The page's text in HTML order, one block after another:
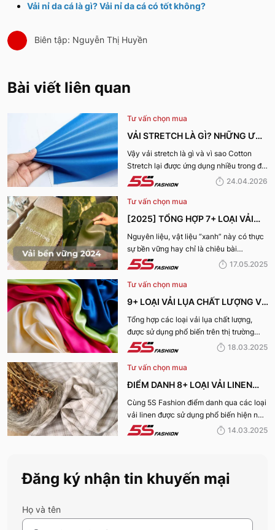
Vải nỉ da cá là gì? Vải nỉ da cá có tốt không?
Biên tập: Nguyễn Thị Huyền
Bài viết liên quan
Tư vấn chọn mua
VẢI STRETCH LÀ GÌ? NHỮNG ƯU
ĐIỂM VÀ ỨNG DỤNG CỦA VẢI
COTTON STRETCH
Vậy vải stretch là gì và vì sao Cotton
Stretch lại được ứng dụng nhiều trong đời
sống? Hãy cùng 5S Fashion tìm hiểu chi
24.04.2026
Tư vấn chọn mua
[2025] TỔNG HỢP 7+ LOẠI VẢI
BỀN VỮNG, THÂN THIỆN VỚI MÔI
TRƯỜNG
Nguyên liệu, vật liệu “xanh” này có thực
sự bền vững hay chỉ là chiêu bài
marketing? Cùng 5S Fashion khám phá
năm 2025 giúp bạn nhìn rõ sự thật phía
sau những chiếc bộ trang phục vừa đẹp
17.05.2025
Tư vấn chọn mua
9+ LOẠI VẢI LỤA CHẤT LƯỢNG VÀ
TỐT NHẤT HIỆN NAY
Tổng hợp các loại vải lụa chất lượng,
được sử dụng phổ biến trên thị trường
hiện nay sẽ được 5S Fashion cung cấp
tìm hiểu nhé!
18.03.2025
Tư vấn chọn mua
ĐIỂM DANH 8+ LOẠI VẢI LINEN
PHỔ BIẾN NHẤT HIỆN NAY
Cùng 5S Fashion điểm danh qua các loại
vải linen được sử dụng phổ biến hiện nay
trên thị trường cũng như ưu nhược điểm
14.03.2025
Đăng ký nhận tin khuyến mại
Họ và tên